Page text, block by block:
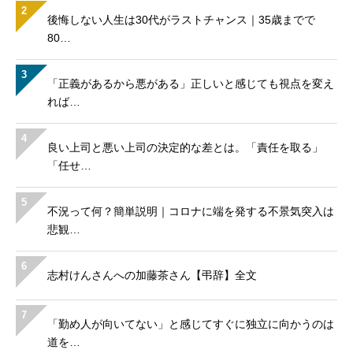
2
後悔しない人生は30代がラストチャンス｜35歳までで
80…
3
「正義があるから悪がある」正しいと感じても視点を変え
れば…
4
良い上司と悪い上司の決定的な差とは。「責任を取る」
「任せ…
5
不況って何？簡単説明｜コロナに端を発する不景気突入は
悲観…
6
志村けんさんへの加藤茶さん【弔辞】全文
7
「勤め人が向いてない」と感じてすぐに独立に向かうのは
道を…